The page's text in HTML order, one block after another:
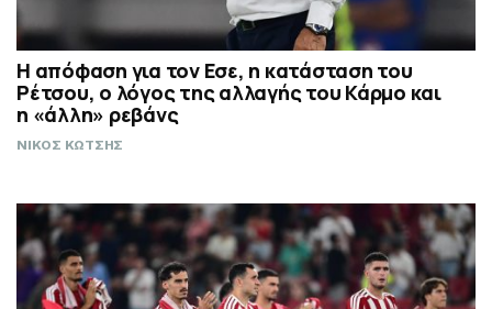
Η απόφαση για τον Εσε, η κατάσταση του
Ρέτσου, ο λόγος της αλλαγής του Κάρμο και
η «άλλη» ρεβάνς
ΝΙΚΟΣ ΚΩΤΣΗΣ